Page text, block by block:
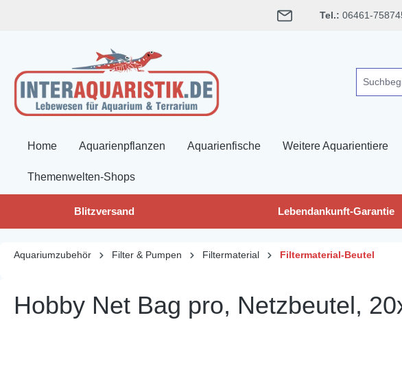
Tel.: 06461-
Home Aquarienpflanzen Aquarienfische Weitere Aquarientiere
Themenwelten-Shops
Blitzversand Lebendankunft-Garantie
Aquariumzubehör Filter & Pumpen Filtermaterial Filtermaterial-Beutel
Hobby Net Bag pro, Netzbeutel,